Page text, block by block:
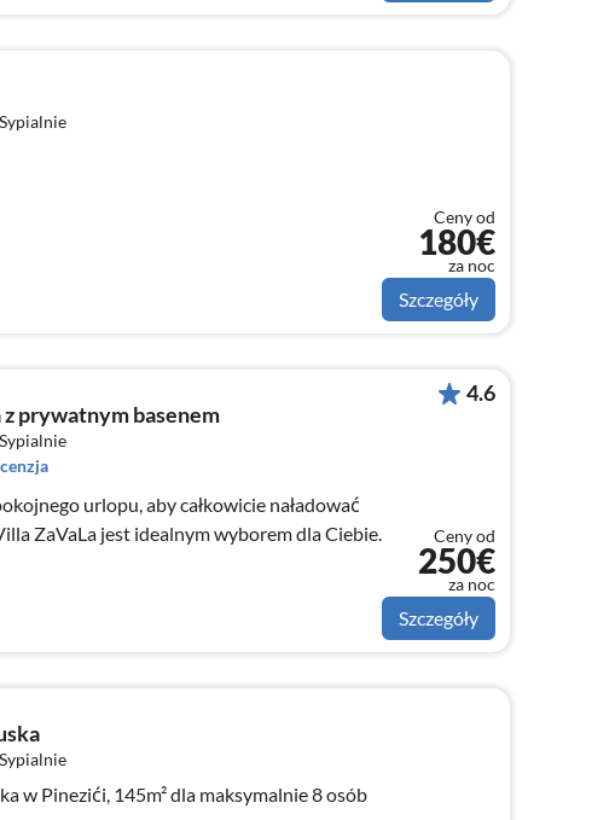
Sypialnie
Ceny od
180€
za noc
Szczegóły
prywatnym basenem
Sypialnie
urlopu, aby całkowicie naładować
ZaVaLa jest idealnym wyborem dla Ciebie.
4.6
Ceny od
250€
za noc
Szczegóły
Sypialnie
w Pinezići, 145m² dla maksymalnie 8 osób